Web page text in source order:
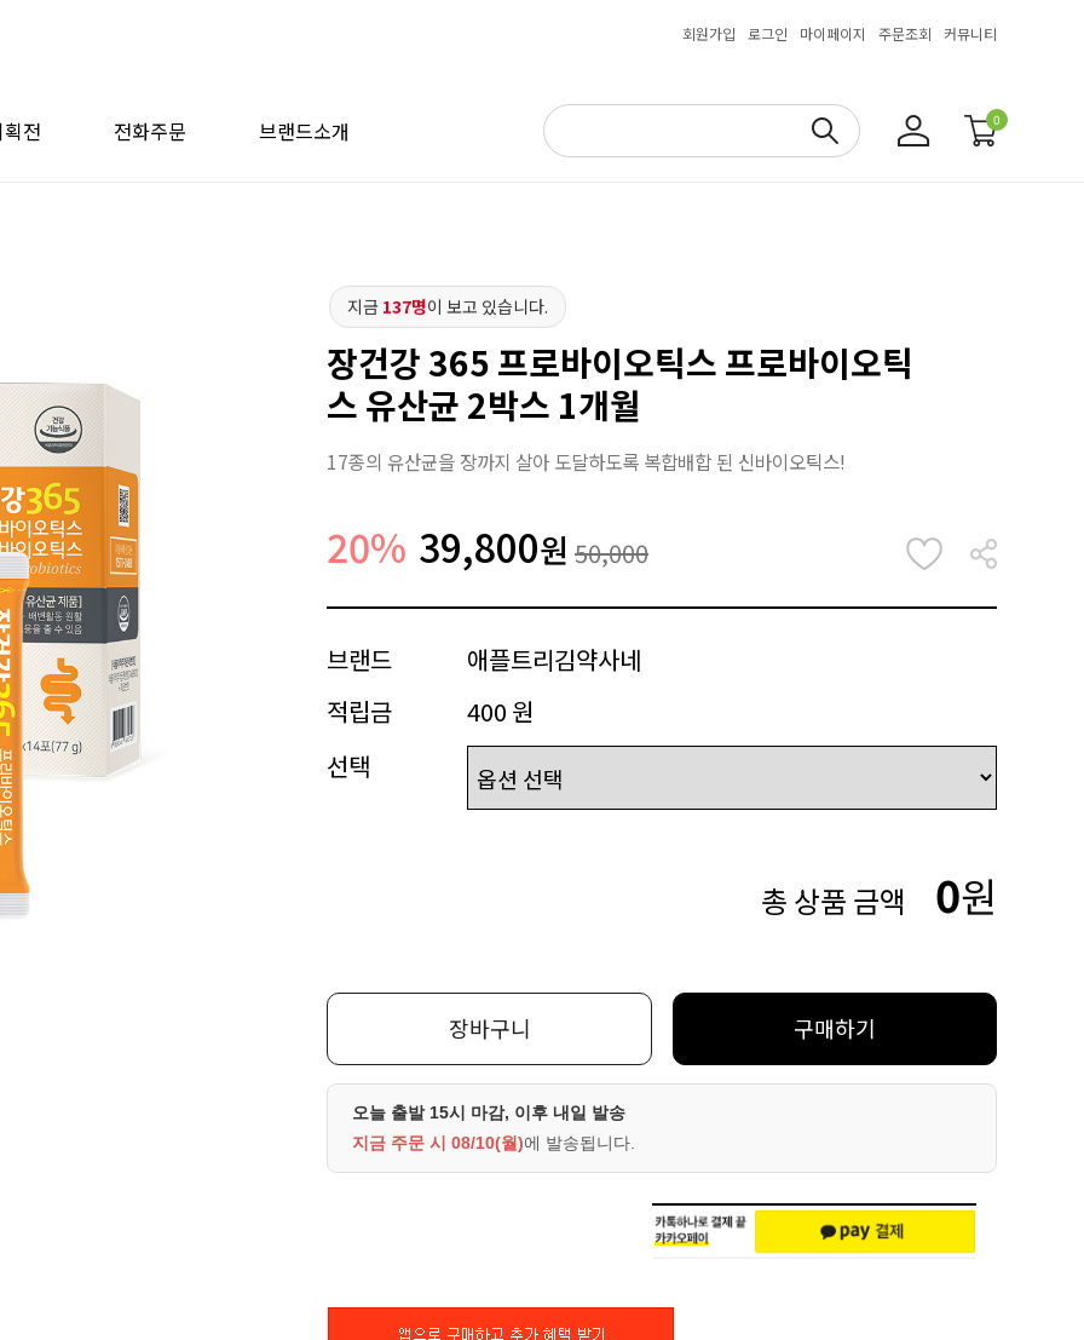
회원가입 로그인 마이페이지 주문조회 커뮤니티
획전 전화주문 브랜드소개 0
지금 137명이 보고 있습니다.
장건강 365 프로바이오틱스 프로바이오틱
스 유산균 2박스 1개월
17종의 유산균을 장까지 살아 도달하도록 복합배합 된 신바이오틱스!
20% 39,800원 50,000
브랜드
애플트리김약사네
적립금
400 원
선택
총 상품 금액 0원
장바구니 구매하기
오늘 출발 15시 마감, 이후 내일 발송
지금 주문 시 08/10(월)에 발송됩니다.